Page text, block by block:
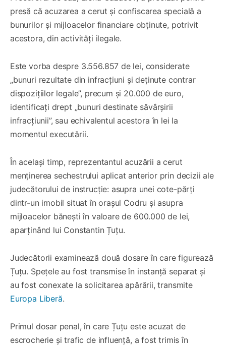
presă că acuzarea a cerut și confiscarea specială a
bunurilor și mijloacelor financiare obținute, potrivit
acestora, din activități ilegale.
Este vorba despre 3.556.857 de lei, considerate
„bunuri rezultate din infracțiuni și deținute contrar
dispozițiilor legale”, precum și 20.000 de euro,
identificați drept „bunuri destinate săvârșirii
infracțiunii”, sau echivalentul acestora în lei la
momentul executării.
În același timp, reprezentantul acuzării a cerut
menținerea sechestrului aplicat anterior prin decizii ale
judecătorului de instrucție: asupra unei cote-părți
dintr-un imobil situat în orașul Codru și asupra
mijloacelor bănești în valoare de 600.000 de lei,
aparținând lui Constantin Țuțu.
Judecătorii examinează două dosare în care figurează
Țuțu. Spețele au fost transmise în instanță separat și
au fost conexate la solicitarea apărării, transmite
Europa Liberă.
Primul dosar penal, în care Țuțu este acuzat de
escrocherie și trafic de influență, a fost trimis în